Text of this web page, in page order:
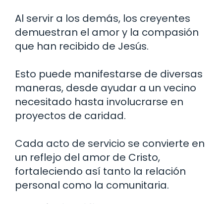
Al servir a los demás, los creyentes
demuestran el amor y la compasión
que han recibido de Jesús.
Esto puede manifestarse de diversas
maneras, desde ayudar a un vecino
necesitado hasta involucrarse en
proyectos de caridad.
Cada acto de servicio se convierte en
un reflejo del amor de Cristo,
fortaleciendo así tanto la relación
personal como la comunitaria.